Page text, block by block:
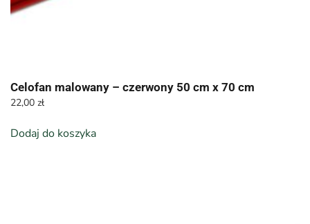
Celofan malowany – czerwony 50 cm x 70 cm
22,00 zł
Dodaj do koszyka